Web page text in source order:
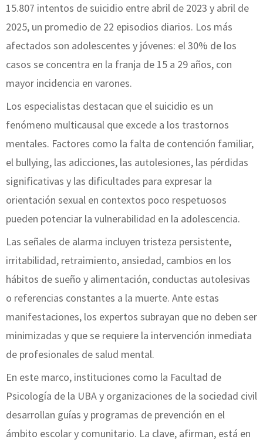
15.807 intentos de suicidio entre abril de 2023 y abril de
2025, un promedio de 22 episodios diarios. Los más
afectados son adolescentes y jóvenes: el 30% de los
casos se concentra en la franja de 15 a 29 años, con
mayor incidencia en varones.
Los especialistas destacan que el suicidio es un
fenómeno multicausal que excede a los trastornos
mentales. Factores como la falta de contención familiar,
el bullying, las adicciones, las autolesiones, las pérdidas
significativas y las dificultades para expresar la
orientación sexual en contextos poco respetuosos
pueden potenciar la vulnerabilidad en la adolescencia.
Las señales de alarma incluyen tristeza persistente,
irritabilidad, retraimiento, ansiedad, cambios en los
hábitos de sueño y alimentación, conductas autolesivas
o referencias constantes a la muerte. Ante estas
manifestaciones, los expertos subrayan que no deben ser
minimizadas y que se requiere la intervención inmediata
de profesionales de salud mental.
En este marco, instituciones como la Facultad de
Psicología de la UBA y organizaciones de la sociedad civil
desarrollan guías y programas de prevención en el
ámbito escolar y comunitario. La clave, afirman, está en